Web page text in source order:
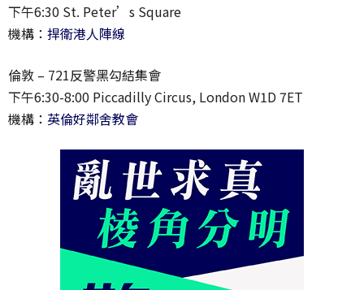
下午6:30 St. Peter’s Square
機構： 捍衛港人陣線
倫敦 – 721反警黑勾結集會
下午6:30-8:00 Piccadilly Circus, London W1D 7ET
機構： 英倫好鄰舍教會